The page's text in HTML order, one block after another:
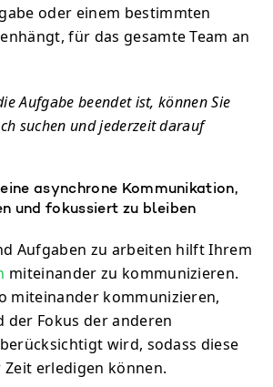
oder einem bestimmten
für das gesamte Team an
Aufgabe beendet ist, können Sie
suchen und jederzeit darauf
asynchrone Kommunikation,
und fokussiert zu bleiben
Aufgaben zu arbeiten hilft Ihrem
miteinander zu kommunizieren.
miteinander kommunizieren,
der Fokus der anderen
wird, sodass diese
erledigen können.